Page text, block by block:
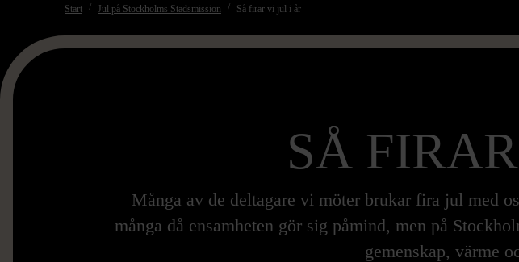
Start Jul på Stockholms Stadsmission Så firar vi jul i år
SÅ
Många av de deltagare vi möter brukar fira jul med
många då ensamheten gör sig påmind, men på
gemenskap, värme